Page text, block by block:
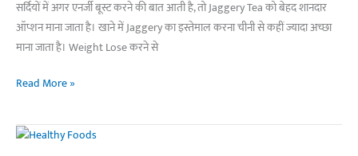
सर्दियों में अगर एनर्जी बूस्ट करने की बात आती है, तो Jaggery Tea को बेहद शानदार
ऑप्शन माना जाता है। खाने में Jaggery का इस्तेमाल करना चीनी से कहीं ज्यादा अच्छा
माना जाता है। Weight Lose करने से
सर्दियों
गुड़
की
Read More »